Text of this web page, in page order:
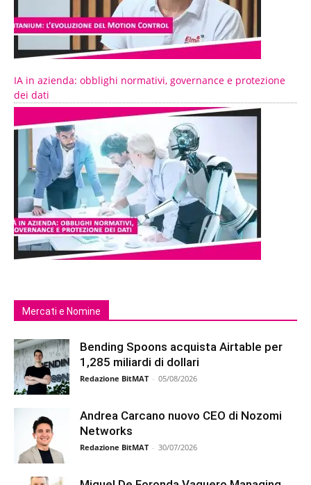
IA in azienda: obblighi normativi, governance e protezione
dei dati
Mercati e Nomine
Bending Spoons acquista Airtable per
1,285 miliardi di dollari
Redazione BitMAT - 05/08/2026
Andrea Carcano nuovo CEO di Nozomi
Networks
Redazione BitMAT - 30/07/2026